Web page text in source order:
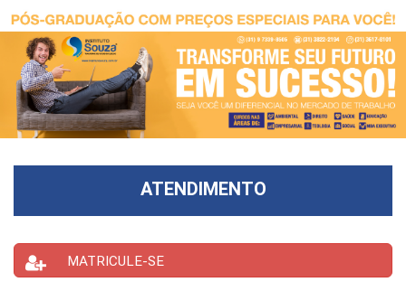
ATENDIMENTO
MATRICULE-SE